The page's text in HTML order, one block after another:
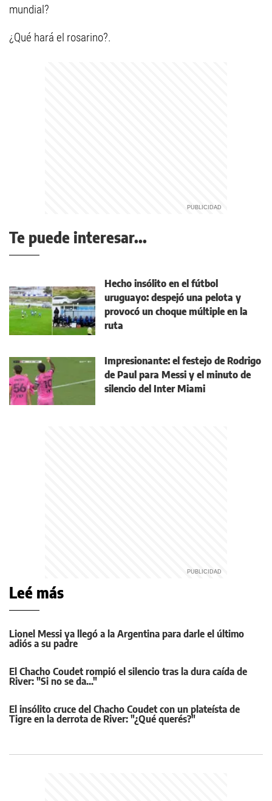
mundial?
¿Qué hará el rosarino?.
Te puede interesar...
Hecho insólito en el fútbol
uruguayo: despejó una pelota y
provocó un choque múltiple en la
ruta
Impresionante: el festejo de Rodrigo
de Paul para Messi y el minuto de
silencio del Inter Miami
Leé más
Lionel Messi ya llegó a la Argentina para darle el último
adiós a su padre
El Chacho Coudet rompió el silencio tras la dura caída de
River: "Si no se da..."
El insólito cruce del Chacho Coudet con un plateísta de
Tigre en la derrota de River: "¿Qué querés?"